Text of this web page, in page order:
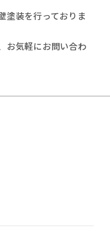
塗装を行っておりま
お気軽にお問い合わ